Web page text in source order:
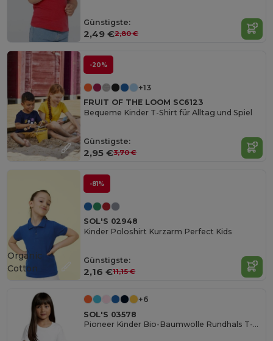
Günstigste:
2,49 €2,80 €
-20%
+13
FRUIT OF THE LOOM SC6123
Bequeme Kinder T-Shirt für Alltag und Spiel
Günstigste:
2,95 €3,70 €
-81%
SOL'S 02948
Kinder Poloshirt Kurzarm Perfect Kids
Günstigste:
2,16 €11,15 €
Organic
Cotton
+6
SOL'S 03578
Pioneer Kinder Bio-Baumwolle Rundhals T-Shirt